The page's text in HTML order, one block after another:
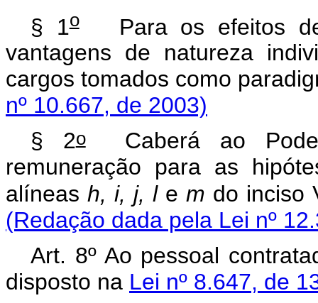
§ 1oPara os efeitos
vantagens de natureza
cargos tomados como
nº 10.667, de 2003)
§ 2oCaberá ao
remuneração para as
alíneash, i, j, l em do inciso
(Redação dada pela Lei nº
Art. 8º Ao pessoal
disposto na Lei nº 8.647, de